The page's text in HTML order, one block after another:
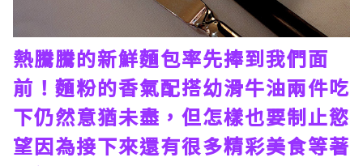
熱騰騰的新鮮麵包率先捧到我們面
前！麵粉的香氣配搭幼滑牛油兩件吃
下仍然意猶未盡，但怎樣也要制止慾
望因為接下來還有很多精彩美食等著